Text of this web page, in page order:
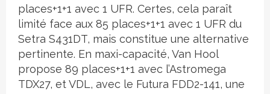
places+1+1 avec 1 UFR. Certes, cela paraît
limité face aux 85 places+1+1 avec 1 UFR du
Setra S431DT, mais constitue une alternative
pertinente. En maxi-capacité, Van Hool
propose 89 places+1+1 avec l’Astromega
TDX27, et VDL, avec le Futura FDD2-141, une